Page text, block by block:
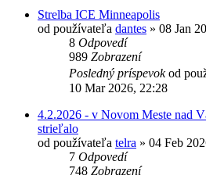
Strelba ICE Minneapolis
od používateľa dantes » 08 Jan
8 Odpovedí
989 Zobrazení
Posledný príspevokod
10 Mar 2026, 22:28
4.2.2026 - v Novom Meste nad
strieľalo
od používateľa telra » 04 Feb
7 Odpovedí
748 Zobrazení